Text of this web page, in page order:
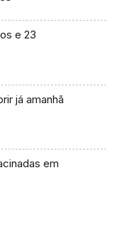
e 23
já amanhã
em